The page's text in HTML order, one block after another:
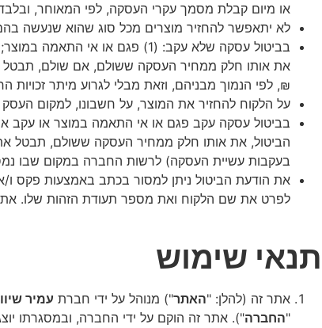
או מיום קבלת מסמך עקרי העסקה, לפי המאוחר,
לא יתאפשר להחזיר מוצרים מכל סוג שהוא שנעשה
₪, לפי הנמוך מבניהם, וזאת מבלי לגרוע מיתר
על הלקוח להחזיר את המוצר, על חשבונו, למקום
הביטול, את אותו חלק ממחיר העסקה ששולם, תבטל
בעקבות עשיית העסקה) לרשות החברה במקום שבו
לפרט את שם הלקוח ואת מספר תעודת הזהות שלו. את
תנאי שימוש
אתר זה (להלן: "האתר") מנוהל על ידי חברת עמיר
"החברה"). אתר זה הוקם על ידי החברה, ובמסגרתו